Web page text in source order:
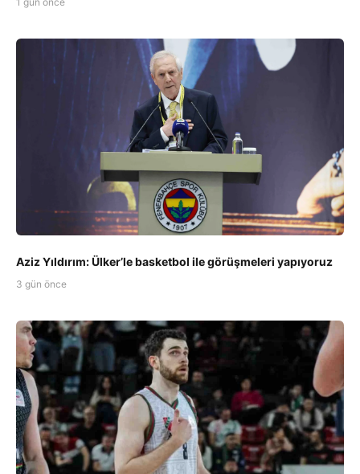
Aziz Yıldırım: Ülker’le basketbol ile görüşmeleri yapıyoruz
3 gün önce